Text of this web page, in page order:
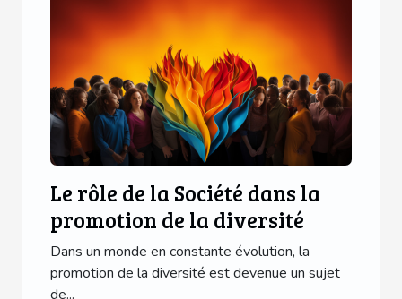
Le rôle de la Société dans la
promotion de la diversité
Dans un monde en constante évolution, la
promotion de la diversité est devenue un sujet
de...